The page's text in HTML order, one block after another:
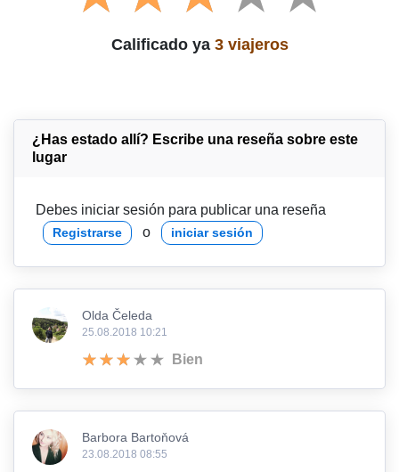
Calificado ya 3 viajeros
¿Has estado allí? Escribe una reseña sobre este
lugar
Debes iniciar sesión para publicar una reseña
Registrarse o iniciar sesión
Olda Čeleda
25.08.2018 10:21
Bien
Barbora Bartoňová
23.08.2018 08:55